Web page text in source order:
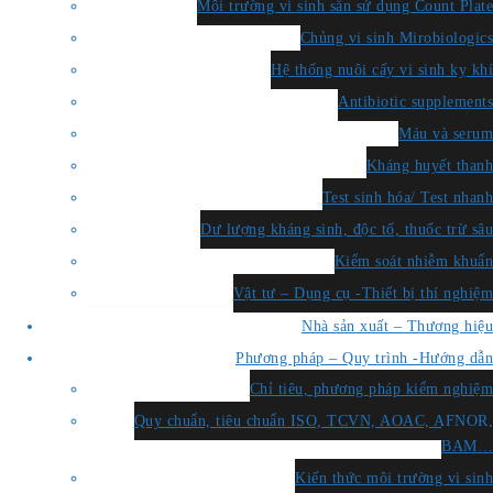
Môi trường vi sinh sẵn sử dụng Count Plate
Chủng vi sinh Mirobiologics
Hệ thống nuôi cấy vi sinh kỵ khí
Antibiotic supplements
Máu và serum
Kháng huyết thanh
Test sinh hóa/ Test nhanh
Dư lượng kháng sinh, độc tố, thuốc trừ sâu
Kiểm soát nhiễm khuẩn
Vật tư – Dụng cụ -Thiết bị thí nghiệm
Nhà sản xuất – Thương hiệu
Phương pháp – Quy trình -Hướng dẫn
Chỉ tiêu, phương pháp kiểm nghiệm
Quy chuẩn, tiêu chuẩn ISO, TCVN, AOAC, AFNOR,
BAM…
Kiến thức môi trường vi sinh